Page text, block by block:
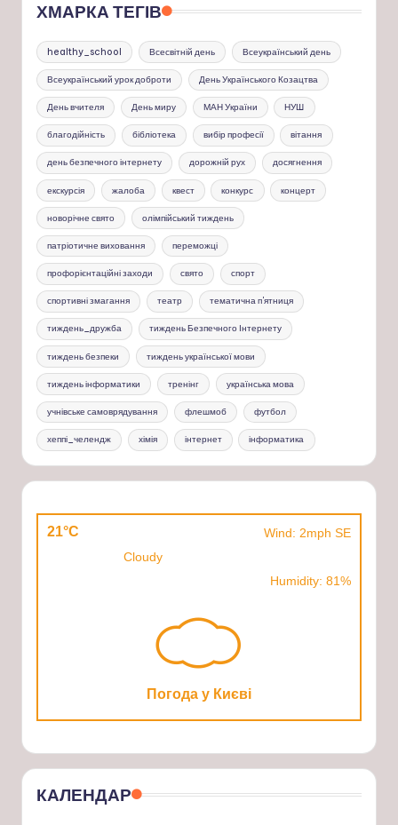
ХМАРКА ТЕГІВ
healthy_school Всесвітній день Всеукраїнський день
Всеукраїнський урок доброти День Українського Козацтва
День вчителя День миру МАН України НУШ
благодійність бібліотека вибір професії вітання
день безпечного інтернету дорожній рух досягнення
екскурсія жалоба квест конкурс концерт
новорічне свято олімпійський тиждень
патріотичне виховання переможці
профорієнтаційні заходи свято спорт
спортивні змагання театр тематична п'ятниця
тиждень_дружба тиждень Безпечного Інтернету
тиждень безпеки тиждень української мови
тиждень інформатики тренінг українська мова
учнівське самоврядування флешмоб футбол
хеппі_челендж хімія інтернет інформатика
21°C
Wind: 2mph SE
Cloudy
Humidity: 81%
Погода у Києві
КАЛЕНДАР